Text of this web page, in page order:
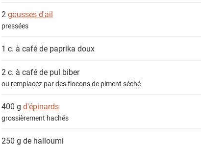
2 gousses d'ail
pressées
1 c. à café de paprika doux
2 c. à café de pul biber
ou remplacez par des flocons de piment séché
400 g d'épinards
grossièrement hachés
250 g de halloumi